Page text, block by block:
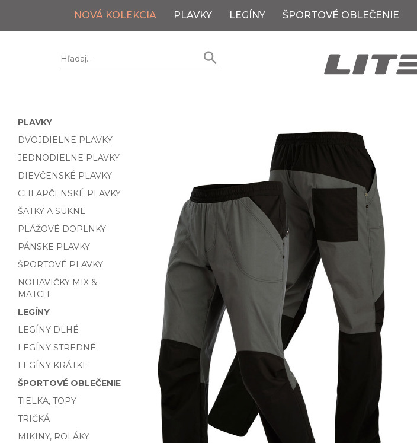
NOVÁ KOLEKCIA PLAVKY LEGÍNY ŠPORTOVÉ OBLEČENIE
PLAVKY
DVOJDIELNE PLAVKY
JEDNODIELNE PLAVKY
DIEVČENSKÉ PLAVKY
CHLAPČENSKÉ PLAVKY
ŠATKY A SUKNE
PLÁŽOVÉ DOPLNKY
PÁNSKE PLAVKY
ŠPORTOVÉ PLAVKY
NOHAVIČKY MIX &
MATCH
LEGÍNY
LEGÍNY DLHÉ
LEGÍNY STREDNÉ
LEGÍNY KRÁTKE
ŠPORTOVÉ OBLEČENIE
TIELKA, TOPY
TRIČKÁ
MIKINY, ROLÁKY